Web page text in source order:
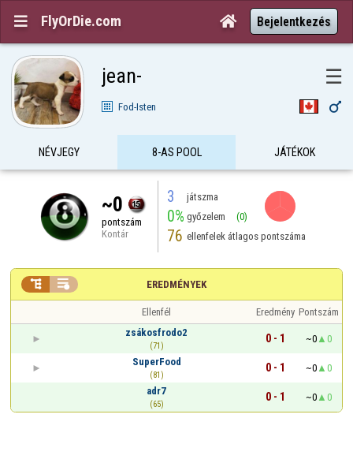
 FlyOrDie.com  Bejelentkezés
jean- ☰
Fod-Isten 
NÉVJEGY 8-AS POOL JÁTÉKOK
~0
pontszám
Kontár
3 játszma
0% győzelem (0)
76 ellenfelek átlagos pontszáma
EREDMÉNYEK
 
Ellenfél Eredmény Pontszám
zsákosfrodo2
(71)
0 - 1 ~0
0
SuperFood
(81)
0 - 1 ~0
0
adr7
(65)
0 - 1 ~0 0